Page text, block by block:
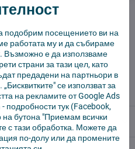
EUR.
подобрим посещението ви на
работата му и да събираме
Възможно е да използваме
страни за тази цел, като
предадени на партньори в
се използват за
на рекламите от Google Ads
- подробности тук(Facebook,
бутона "Приемам всички
с тази обработка. Можете да
по-долу или да промените